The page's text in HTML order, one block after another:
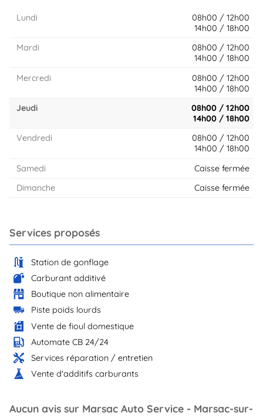
Lundi
08h00 / 12h00
14h00 / 18h00
Mardi
08h00 / 12h00
14h00 / 18h00
Mercredi
08h00 / 12h00
14h00 / 18h00
Jeudi
08h00 / 12h00
14h00 / 18h00
Vendredi
08h00 / 12h00
14h00 / 18h00
Samedi
Caisse fermée
Dimanche
Caisse fermée
Services proposés
Station de gonflage
Carburant additivé
Boutique non alimentaire
Piste poids lourds
Vente de fioul domestique
Automate CB 24/24
Services réparation / entretien
Vente d'additifs carburants
Aucun avis sur Marsac Auto Service - Marsac-sur-